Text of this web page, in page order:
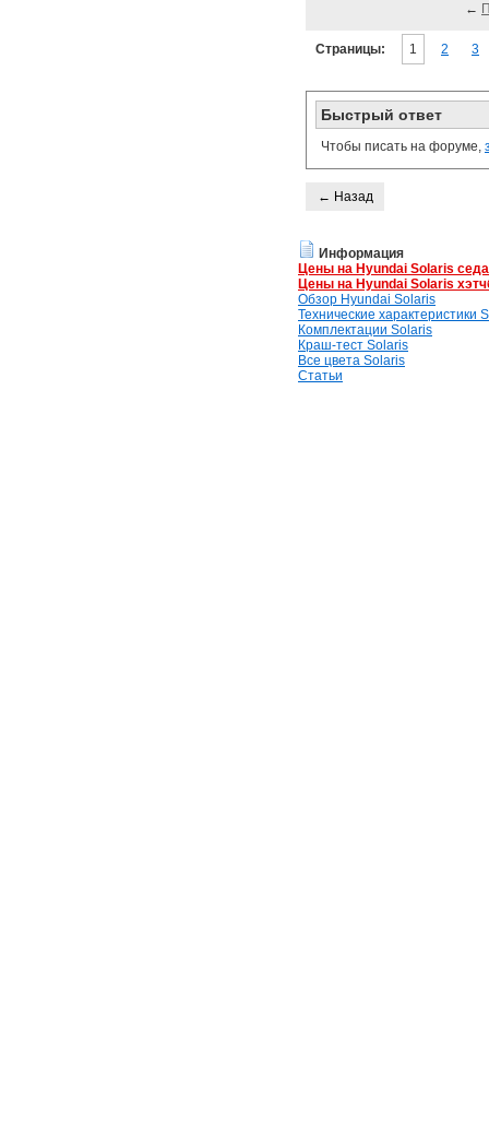
←
Страницы: 1 2 3
Быстрый ответ
Чтобы писать на форуме,
← Назад
Информация
Цены на Hyundai Solaris
Цены на Hyundai Solaris
Обзор Hyundai Solaris
Технические характеристики
Комплектации Solaris
Краш-тест Solaris
Все цвета Solaris
Статьи